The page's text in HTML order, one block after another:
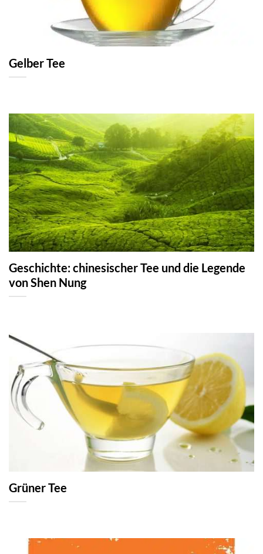
Gelber Tee
Geschichte: chinesischer Tee und die Legende
von Shen Nung
Grüner Tee